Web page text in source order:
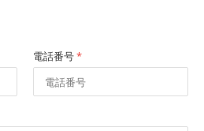
電話番号*